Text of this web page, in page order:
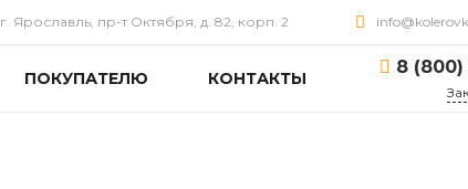
г. Ярославль, пр-т Октября, д. 82, корп. 2
ПОКУПАТЕЛЮ КОНТАКТЫ
8 (800)